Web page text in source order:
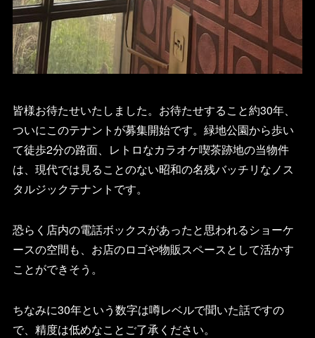
皆様お待たせいたしました。お待たせすること約30年、
ついにこのテナントが募集開始です。緑地公園から歩い
て徒歩2分の路面、レトロなカラオケ喫茶跡地の当物件
は、現代では見ることのない昭和の名残バッチリなノス
タルジックテナントです。
恐らく店内の電話ボックスがあったと思われるショーケ
ースの空間も、お店のロゴや物販スペースとして活かす
ことができそう。
ちなみに30年という数字は噂レベルで聞いた話ですの
で、精度は低めなことご了承ください。